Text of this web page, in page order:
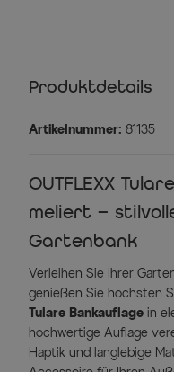
Produktdetails
Artikelnummer: 81135
OUTFLEXX
meliert –
Gartenbank
Verleihen Sie Ihrer
genießen Sie höchsten
Tulare Bankauflage in
hochwertige Auflage
Haptik und langlebige